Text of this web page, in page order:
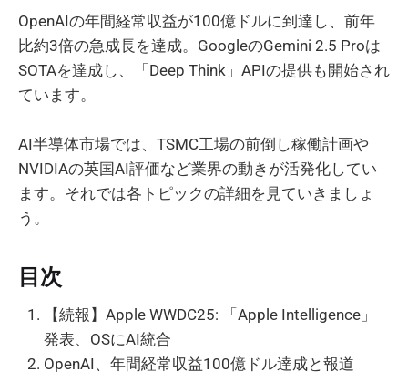
OpenAIの年間経常収益が100億ドルに到達し、前年
比約3倍の急成長を達成。GoogleのGemini 2.5 Proは
SOTAを達成し、「Deep Think」APIの提供も開始され
ています。
AI半導体市場では、TSMC工場の前倒し稼働計画や
NVIDIAの英国AI評価など業界の動きが活発化してい
ます。それでは各トピックの詳細を見ていきましょ
う。
目次
【続報】Apple WWDC25: 「Apple Intelligence」
発表、OSにAI統合
OpenAI、年間経常収益100億ドル達成と報道